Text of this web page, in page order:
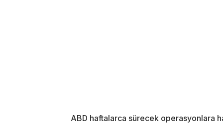
ABD haftalarca sürecek operasyonlara